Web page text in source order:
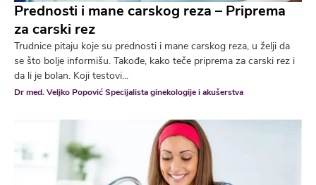
Prednosti i mane carskog reza – Priprema
za carski rez
Trudnice pitaju koje su prednosti i mane carskog reza, u želji da
se što bolje informišu. Takođe, kako teče priprema za carski rez i
da li je bolan. Koji testovi...
Dr med. Veljko Popović Specijalista ginekologije i akušerstva